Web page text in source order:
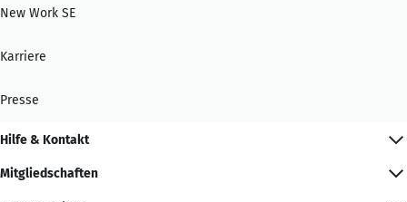
New Work SE
Karriere
Presse
Hilfe & Kontakt
Mitgliedschaften